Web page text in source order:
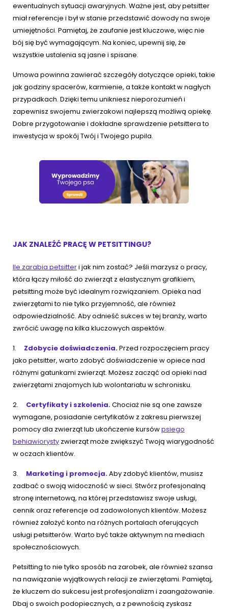
ewentualnych sytuacji awaryjnych. Ważne jest, aby petsitter
miał referencje i był w stanie przedstawić dowody na swoje
umiejętności. Pamiętaj, że zaufanie jest kluczowe, więc nie
bój się być wymagającym. Na koniec, upewnij się, że
wszystkie ustalenia są jasne i spisane.
Umowa powinna zawierać szczegóły dotyczące opieki, takie
jak godziny spacerów, karmienie, a także kontakt w nagłych
przypadkach. Dzięki temu unikniesz nieporozumień i
zapewnisz swojemu zwierzakowi najlepszą możliwą opiekę.
Dobre przygotowanie i dokładne sprawdzenie petsittera to
inwestycja w spokój Twój i Twojego pupila.
JAK ZNALEŹĆ PRACĘ W PETSITTINGU?
Ile zarabia petsitteri jak nim zostać? Jeśli marzysz o pracy,
która łączy miłość do zwierząt z elastycznym grafikiem,
petsitting może być idealnym rozwiązaniem. Opieka nad
zwierzętami to nie tylko przyjemność, ale również
odpowiedzialność. Aby odnieść sukces w tej branży, warto
zwrócić uwagę na kilka kluczowych aspektów.
1. Zdobycie doświadczenia.Przed rozpoczęciem pracy
jako petsitter, warto zdobyć doświadczenie w opiece nad
różnymi gatunkami zwierząt. Możesz zacząć od opieki nad
zwierzętami znajomych lub wolontariatu w schronisku.
2. Certyfikaty i szkolenia.Chociaż nie są one zawsze
wymagane, posiadanie certyfikatów z zakresu pierwszej
pomocy dla zwierząt lub ukończenie kursówpsiego
behiawiorysty zwierząt może zwiększyć Twoją wiarygodność
w oczach klientów.
3. Marketing i promocja.Aby zdobyć klientów, musisz
zadbać o swoją widoczność w sieci. Stwórz profesjonalną
stronę internetową, na której przedstawisz swoje usługi,
cennik oraz referencje od zadowolonych klientów. Możesz
również założyć konto na różnych portalach oferujących
usługi petsitterów. Warto być także aktywnym na mediach
społecznościowych.
Petsitting to nie tylko sposób na zarobek, ale również szansa
na nawiązanie wyjątkowych relacji ze zwierzętami. Pamiętaj,
że kluczem do sukcesu jest profesjonalizm i zaangażowanie.
Dbaj o swoich podopiecznych, a z pewnością zyskasz